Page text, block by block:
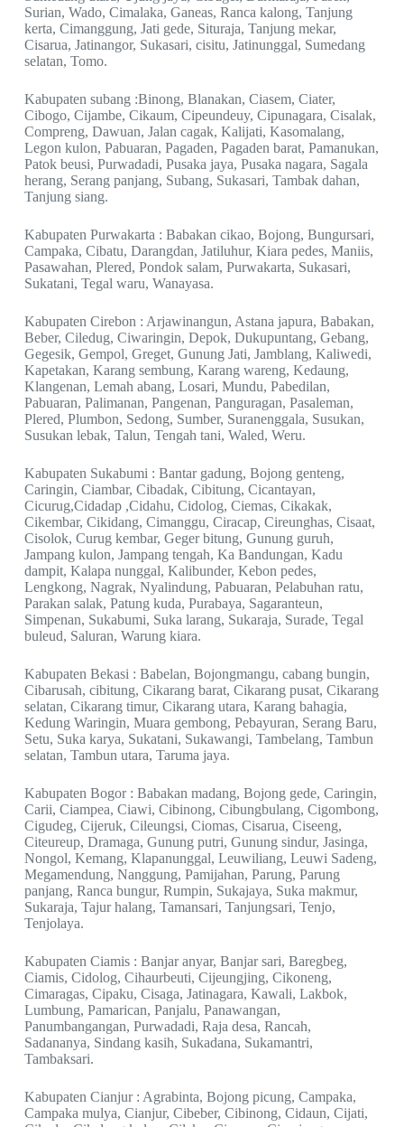
Surian, Wado, Cimalaka, Ganeas, Ranca kalong, Tanjung
kerta, Cimanggung, Jati gede, Situraja, Tanjung mekar,
Cisarua, Jatinangor, Sukasari, cisitu, Jatinunggal, Sumedang
selatan, Tomo.
Kabupaten subang :Binong, Blanakan, Ciasem, Ciater,
Cibogo, Cijambe, Cikaum, Cipeundeuy, Cipunagara, Cisalak,
Compreng, Dawuan, Jalan cagak, Kalijati, Kasomalang,
Legon kulon, Pabuaran, Pagaden, Pagaden barat, Pamanukan,
Patok beusi, Purwadadi, Pusaka jaya, Pusaka nagara, Sagala
herang, Serang panjang, Subang, Sukasari, Tambak dahan,
Tanjung siang.
Kabupaten Purwakarta : Babakan cikao, Bojong, Bungursari,
Campaka, Cibatu, Darangdan, Jatiluhur, Kiara pedes, Maniis,
Pasawahan, Plered, Pondok salam, Purwakarta, Sukasari,
Sukatani, Tegal waru, Wanayasa.
Kabupaten Cirebon : Arjawinangun, Astana japura, Babakan,
Beber, Ciledug, Ciwaringin, Depok, Dukupuntang, Gebang,
Gegesik, Gempol, Greget, Gunung Jati, Jamblang, Kaliwedi,
Kapetakan, Karang sembung, Karang wareng, Kedaung,
Klangenan, Lemah abang, Losari, Mundu, Pabedilan,
Pabuaran, Palimanan, Pangenan, Panguragan, Pasaleman,
Plered, Plumbon, Sedong, Sumber, Suranenggala, Susukan,
Susukan lebak, Talun, Tengah tani, Waled, Weru.
Kabupaten Sukabumi : Bantar gadung, Bojong genteng,
Caringin, Ciambar, Cibadak, Cibitung, Cicantayan,
Cicurug,Cidadap ,Cidahu, Cidolog, Ciemas, Cikakak,
Cikembar, Cikidang, Cimanggu, Ciracap, Cireunghas, Cisaat,
Cisolok, Curug kembar, Geger bitung, Gunung guruh,
Jampang kulon, Jampang tengah, Ka Bandungan, Kadu
dampit, Kalapa nunggal, Kalibunder, Kebon pedes,
Lengkong, Nagrak, Nyalindung, Pabuaran, Pelabuhan ratu,
Parakan salak, Patung kuda, Purabaya, Sagaranteun,
Simpenan, Sukabumi, Suka larang, Sukaraja, Surade, Tegal
buleud, Saluran, Warung kiara.
Kabupaten Bekasi : Babelan, Bojongmangu, cabang bungin,
Cibarusah, cibitung, Cikarang barat, Cikarang pusat, Cikarang
selatan, Cikarang timur, Cikarang utara, Karang bahagia,
Kedung Waringin, Muara gembong, Pebayuran, Serang Baru,
Setu, Suka karya, Sukatani, Sukawangi, Tambelang, Tambun
selatan, Tambun utara, Taruma jaya.
Kabupaten Bogor : Babakan madang, Bojong gede, Caringin,
Carii, Ciampea, Ciawi, Cibinong, Cibungbulang, Cigombong,
Cigudeg, Cijeruk, Cileungsi, Ciomas, Cisarua, Ciseeng,
Citeureup, Dramaga, Gunung putri, Gunung sindur, Jasinga,
Nongol, Kemang, Klapanunggal, Leuwiliang, Leuwi Sadeng,
Megamendung, Nanggung, Pamijahan, Parung, Parung
panjang, Ranca bungur, Rumpin, Sukajaya, Suka makmur,
Sukaraja, Tajur halang, Tamansari, Tanjungsari, Tenjo,
Tenjolaya.
Kabupaten Ciamis : Banjar anyar, Banjar sari, Baregbeg,
Ciamis, Cidolog, Cihaurbeuti, Cijeungjing, Cikoneng,
Cimaragas, Cipaku, Cisaga, Jatinagara, Kawali, Lakbok,
Lumbung, Pamarican, Panjalu, Panawangan,
Panumbangangan, Purwadadi, Raja desa, Rancah,
Sadananya, Sindang kasih, Sukadana, Sukamantri,
Tambaksari.
Kabupaten Cianjur : Agrabinta, Bojong picung, Campaka,
Campaka mulya, Cianjur, Cibeber, Cibinong, Cidaun, Cijati,